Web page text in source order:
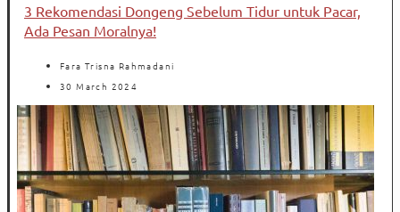
3 Rekomendasi Dongeng Sebelum Tidur untuk Pacar,
Ada Pesan Moralnya!
Fara Trisna Rahmadani
30 March 2024